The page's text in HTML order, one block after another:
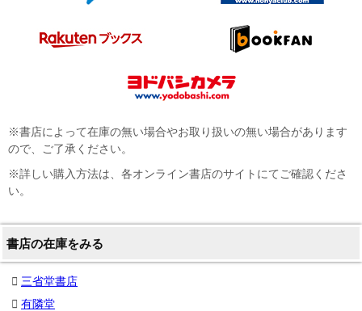
※書店によって在庫の無い場合やお取り扱いの無い場合があります
ので、ご了承ください。
※詳しい購入方法は、各オンライン書店のサイトにてご確認くださ
い。
書店の在庫をみる
三省堂書店
有隣堂